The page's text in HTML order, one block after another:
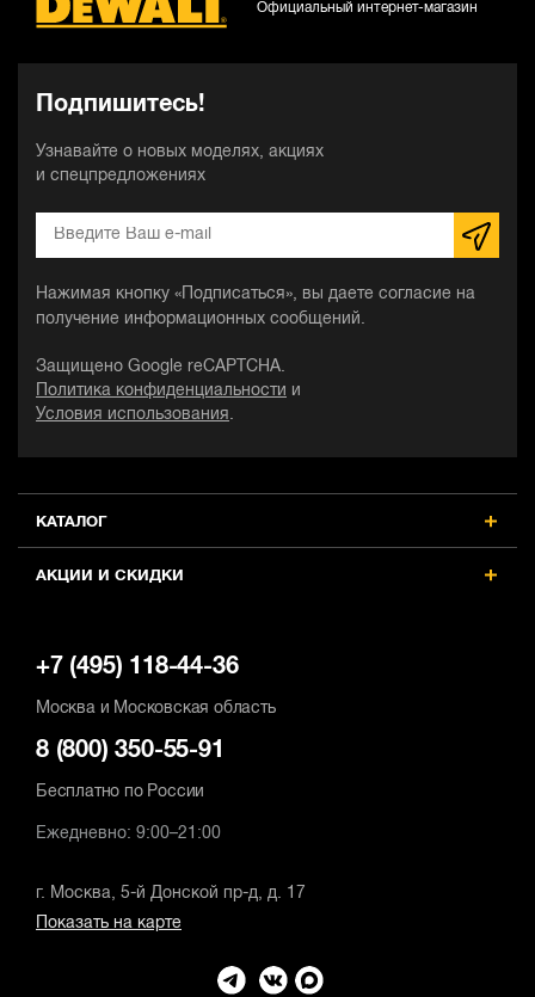
КАТАЛОГ
АКЦИИ И СКИДКИ
Подпишитесь!
Узнавайте о новых моделях, акциях
и спецпредложениях
Нажимая кнопку «Подписаться», вы даете согласие на
получение информационных сообщений.
Защищено Google reCAPTCHA.
Политика конфиденциальности и
Условия использования
Официальный интернет-магазин
+7 (495) 118-44-36
Москва и Московская область
8 (800) 350-55-91
Бесплатно по России
Ежедневно: 9:00–21:00
г. Москва, 5-й Донской пр-д, д. 17
Показать на карте